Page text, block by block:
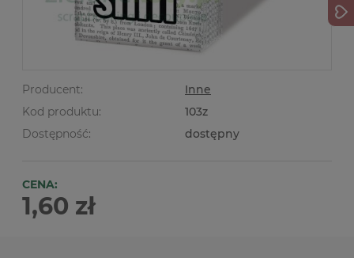
Producent:
Inne
Kod produktu:
103z
Dostępność:
dostępny
CENA:
1,60 zł